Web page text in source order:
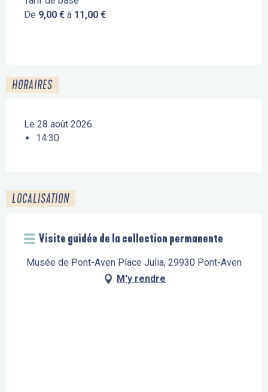
De 9,00 € à 11,00 €
HORAIRES
Le 28 août 2026
14:30
LOCALISATION
Visite guidée de la collection permanente
Musée de Pont-Aven Place Julia, 29930 Pont-Aven
M'y rendre